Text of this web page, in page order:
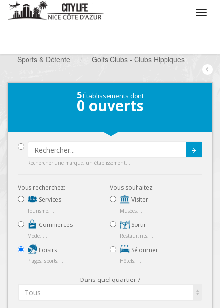
Sports & Détente
/ Golfs Clubs - Clubs Hippiques
5Établissements dont
0 ouverts
Rechercher une marque, un établissement...
Vous recherchez:
Services
Tourisme, ...
Commerces
Mode, ...
Loisirs
Plages, sports, ...
Vous souhaitez:
Visiter
Musées, ...
Sortir
Restaurants, ...
Séjourner
Hôtels, ...
Dans quel quartier ?
Tous